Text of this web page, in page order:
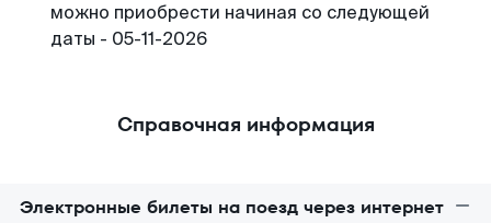
можно приобрести начиная со следующей
даты - 05-11-2026
Справочная информация
Электронные билеты на поезд через интернет